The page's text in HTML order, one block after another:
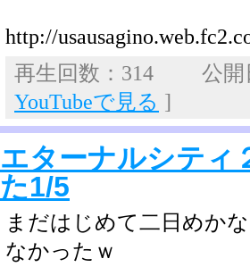
http://
再生回数：314 公
YouTubeで見る ]
エターナルシティ
た1/5
まだはじめて二日めか
なかったｗ